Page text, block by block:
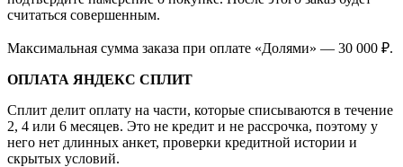
считаться совершенным.
Максимальная сумма заказа при оплате «Долями» — 30 000 ₽.
ОПЛАТА ЯНДЕКС СПЛИТ
Сплит делит оплату на части, которые списываются в течение
2, 4 или 6 месяцев. Это не кредит и не рассрочка, поэтому у
него нет длинных анкет, проверки кредитной истории и
скрытых условий.